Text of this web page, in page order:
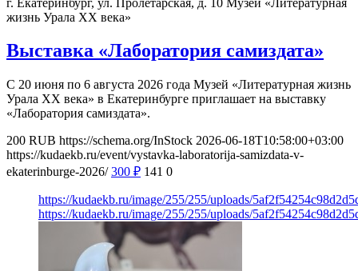
жизнь Урала ХХ века»
Выставка «Лаборатория самиздата»
С 20 июня по 6 августа 2026 года Музей «Литературная жизнь
Урала ХХ века» в Екатеринбурге приглашает на выставку
«Лаборатория самиздата».
200 RUB https://schema.org/InStock 2026-06-18T10:58:00+03:00
https://kudaekb.ru/event/vystavka-laboratorija-samizdata-v-
ekaterinburge-2026/ 300 ₽ 141 0
https://kudaekb.ru/image/255/255/uploads/
https://kudaekb.ru/image/255/255/uploads/